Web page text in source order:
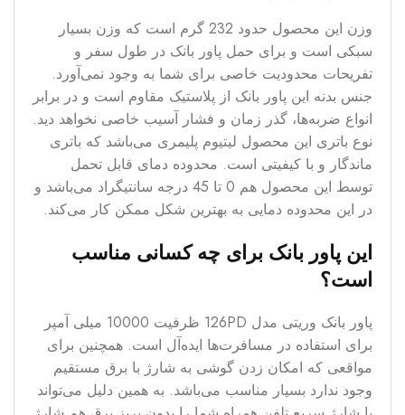
وزن این محصول حدود 232 گرم است که وزن بسیار
سبکی است و برای حمل پاور بانک در طول سفر و
تفریحات محدودیت خاصی برای شما به وجود نمی‌آورد.
جنس بدنه این پاور بانک از پلاستیک مقاوم است و در برابر
انواع ضربه‌ها، گذر زمان و فشار آسیب خاصی نخواهد دید.
نوع باتری این محصول لیتیوم پلیمری می‌باشد که باتری
ماندگار و با کیفیتی است. محدوده دمای قابل تحمل
توسط این محصول هم 0 تا 45 درجه سانتیگراد می‌باشد و
در این محدوده دمایی به بهترین شکل ممکن کار می‌کند.
این پاور بانک برای چه کسانی مناسب
است؟
پاور بانک وریتی مدل 126PD ظرفیت 10000 میلی آمپر
برای استفاده در مسافرت‌ها ایده‌آل است. همچنین برای
مواقعی که امکان زدن گوشی به شارژ با برق مستقیم
وجود ندارد بسیار مناسب می‌باشد. به همین دلیل می‌تواند